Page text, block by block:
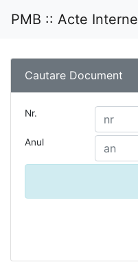
PMB :: Acte Interne
Cautare Document
Nr.
Anul